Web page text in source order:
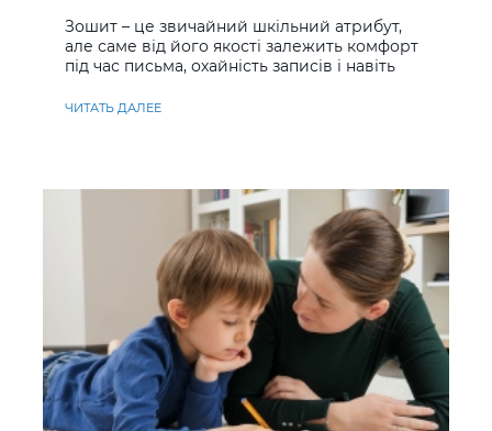
Зошит – це звичайний шкільний атрибут,
але саме від його якості залежить комфорт
під час письма, охайність записів і навіть
ЧИТАТЬ ДАЛЕЕ